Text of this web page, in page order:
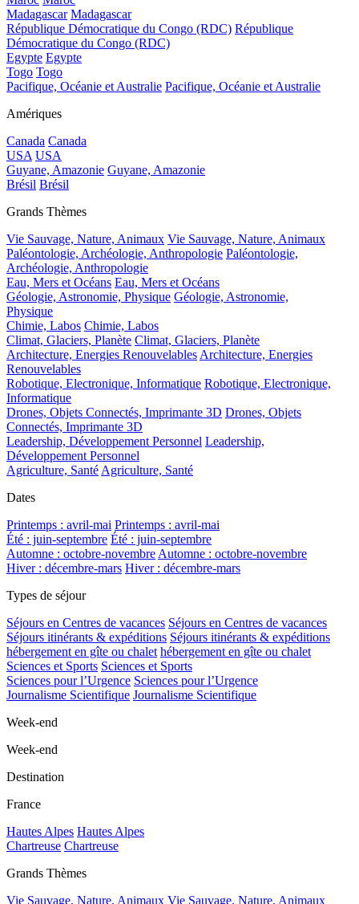
Madagascar Madagascar
République Démocratique du Congo (RDC) République
Démocratique du Congo (RDC)
Egypte Egypte
Togo Togo
Pacifique, Océanie et Australie Pacifique, Océanie et Australie
Amériques
Canada Canada
USA USA
Guyane, Amazonie Guyane, Amazonie
Brésil Brésil
Grands Thèmes
Vie Sauvage, Nature, Animaux Vie Sauvage, Nature, Animaux
Paléontologie, Archéologie, Anthropologie Paléontologie,
Archéologie, Anthropologie
Eau, Mers et Océans Eau, Mers et Océans
Géologie, Astronomie, Physique Géologie, Astronomie,
Physique
Chimie, Labos Chimie, Labos
Climat, Glaciers, Planète Climat, Glaciers, Planète
Architecture, Energies Renouvelables Architecture, Energies
Renouvelables
Robotique, Electronique, Informatique Robotique, Electronique,
Informatique
Drones, Objets Connectés, Imprimante 3D Drones, Objets
Connectés, Imprimante 3D
Leadership, Développement Personnel Leadership,
Développement Personnel
Agriculture, Santé Agriculture, Santé
Dates
Printemps : avril-mai Printemps : avril-mai
Été : juin-septembre Été : juin-septembre
Automne : octobre-novembre Automne : octobre-novembre
Hiver : décembre-mars Hiver : décembre-mars
Types de séjour
Séjours en Centres de vacances Séjours en Centres de vacances
Séjours itinérants & expéditions Séjours itinérants & expéditions
hébergement en gîte ou chalet hébergement en gîte ou chalet
Sciences et Sports Sciences et Sports
Sciences pour l’Urgence Sciences pour l’Urgence
Journalisme Scientifique Journalisme Scientifique
Week-end
Week-end
Destination
France
Hautes Alpes Hautes Alpes
Chartreuse Chartreuse
Grands Thèmes
Vie Sauvage, Nature, Animaux Vie Sauvage, Nature, Animaux